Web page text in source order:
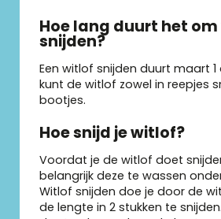
Hoe lang duurt het
snijden?
Een witlof snijden duurt maart
kunt de witlof zowel in reepjes
bootjes.
Hoe snijd je witlof?
Voordat je de witlof doet
belangrijk deze te wassen
Witlof snijden doe je door de
de lengte in 2 stukken te